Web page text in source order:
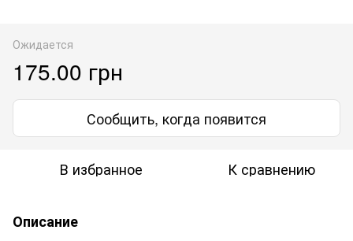
Ожидается
175.00 грн
Сообщить, когда появится
В избранное К сравнению
Описание